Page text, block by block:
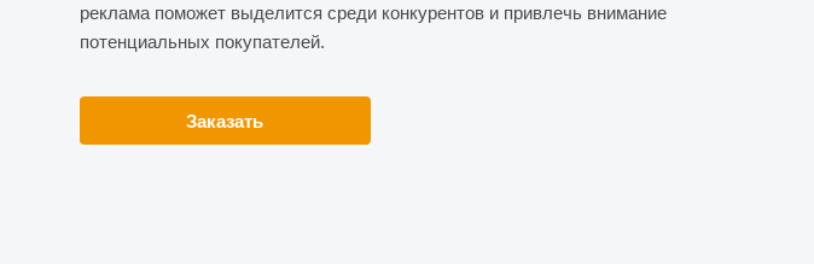
реклама поможет выделится среди конкурентов и привлечь внимание
потенциальных покупателей.
Заказать